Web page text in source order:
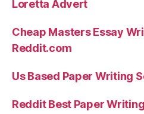
Loretta Advert
Cheap Masters Essay
Reddit.com
Us Based Paper Writing
Reddit Best Paper